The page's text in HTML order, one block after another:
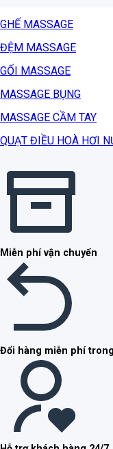
GHẾ MASSAGE
ĐỆM MASSAGE
GỐI MASSAGE
MASSAGE BỤNG
MASSAGE CẦM TAY
QUẠT ĐIỀU HOÀ HƠI
Miễn phí vận chuyển
Đổi hàng miễn phí